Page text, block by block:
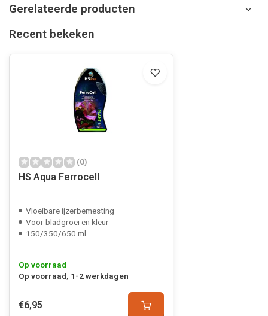
Gerelateerde producten
Recent bekeken
(0)
HS Aqua Ferrocell
Vloeibare ijzerbemesting
Voor bladgroei en kleur
150/350/650 ml
Op voorraad
Op voorraad, 1-2 werkdagen
€6,95